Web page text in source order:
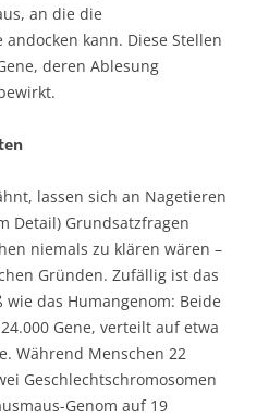
an die die
kann. Diese Stellen
deren Ablesung
lassen sich an Nagetieren
Detail) Grundsatzfragen
niemals zu klären wären –
Gründen. Zufällig ist das
das Humangenom: Beide
Gene, verteilt auf etwa
Während Menschen 22
Geschlechtschromosomen
Genom auf 19